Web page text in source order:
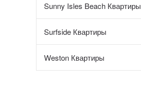
Sunny Isles Beach Квартиры
Surfside Квартиры
Weston Квартиры